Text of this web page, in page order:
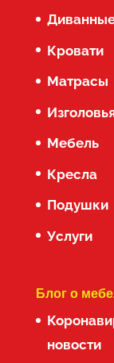
Кровати
Матрасы
Мебель
Кресла
Подушки
Услуги
Блог о
новости